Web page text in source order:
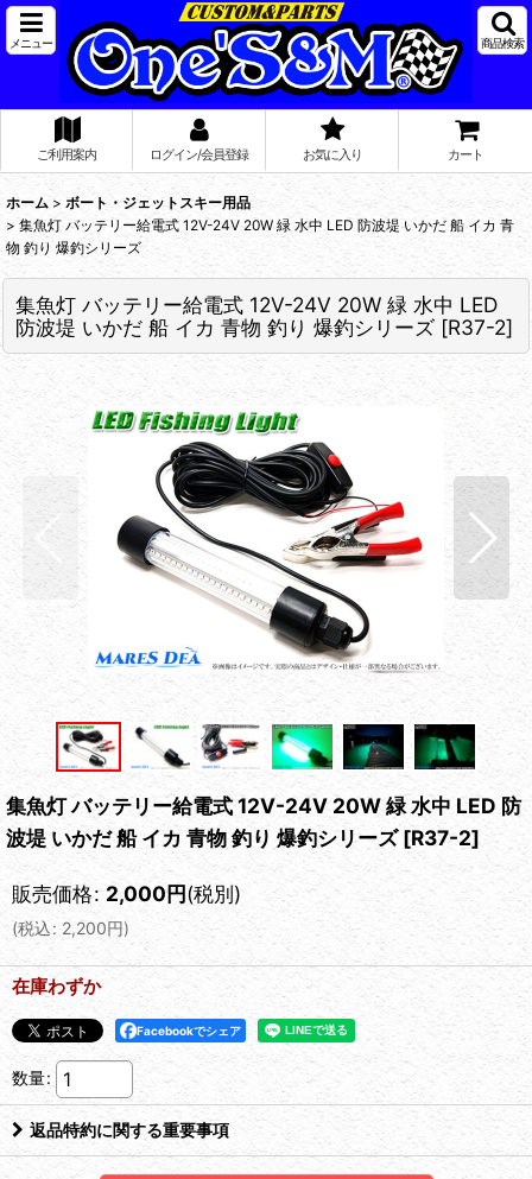
メニュー 商品検索
ご利用案内 ログイン/会員登録 お気に入り カート
ホーム > ボート・ジェットスキー用品
> 集魚灯 バッテリー給電式 12V-24V 20W 緑 水中 LED 防波堤 いかだ 船 イカ 青
物 釣り 爆釣シリーズ
集魚灯 バッテリー給電式 12V-24V 20W 緑 水中 LED
防波堤 いかだ 船 イカ 青物 釣り 爆釣シリーズ [R37-2]
集魚灯 バッテリー給電式 12V-24V 20W 緑 水中 LED 防
波堤 いかだ 船 イカ 青物 釣り 爆釣シリーズ [R37-2]
販売価格: 2,000円(税別)
(税込: 2,200円)
在庫わずか
Facebookでシェア
数量:
返品特約に関する重要事項